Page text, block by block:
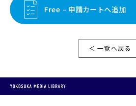
Free – 申請カートへ追加
＜ 一覧へ戻る